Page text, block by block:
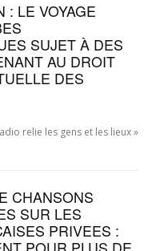
: LE VOYAGE
SUJET À DES
AU DROIT
DES
relie les gens et les lieux »
CHANSONS
SUR LES
PRIVEES :